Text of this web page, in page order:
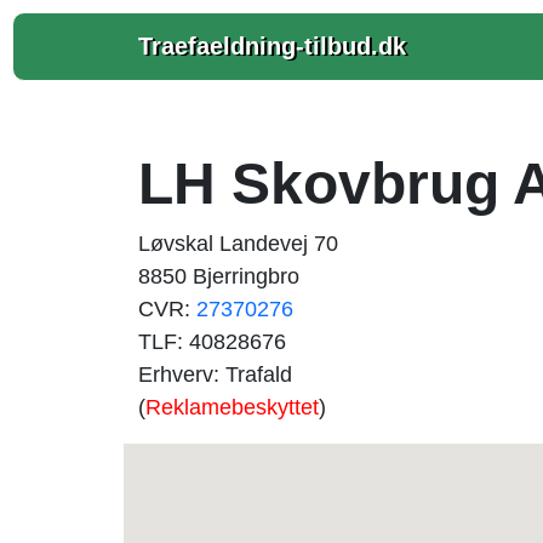
Traefaeldning-tilbud.dk
LH Skovbrug
Løvskal Landevej 70
8850 Bjerringbro
CVR: 27370276
TLF: 40828676
Erhverv: Trafald
(Reklamebeskyttet)